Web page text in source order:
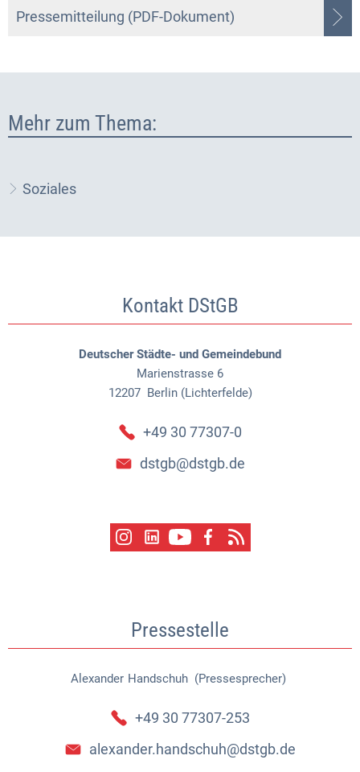
Pressemitteilung (PDF-Dokument)
Mehr zum Thema:
Soziales
Kontakt DStGB
Deutscher Städte- und Gemeindebund
Marienstrasse 6
12207 Berlin (Lichterfelde)
+49 30 77307-0
dstgb@dstgb.de
Pressestelle
Alexander Handschuh (Pressesprecher)
Alexander Handschuh
+49 30 77307-253
alexander.handschuh@dstgb.de